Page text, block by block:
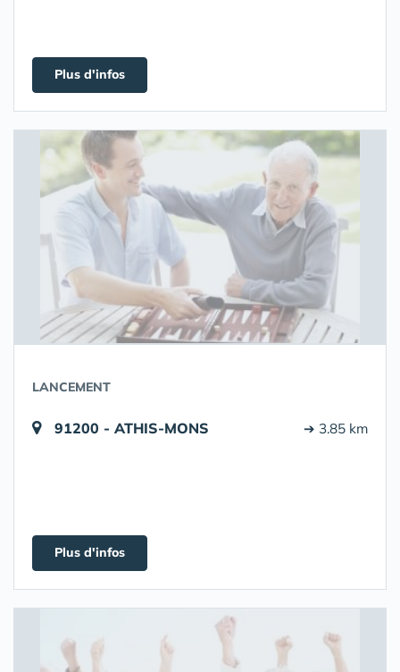
Plus d'infos
LANCEMENT
91200 - ATHIS-MONS ➔ 3.85 km
Plus d'infos